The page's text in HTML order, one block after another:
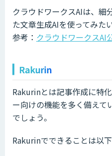
クラウドワークスAIは、細
た文章生成AIを使ってみた
参考： クラウドワークスAI
Rakurin
Rakurinとは記事作成に特
ー向けの機能を多く備えて
でしょう。
Rakurinでできることは以下